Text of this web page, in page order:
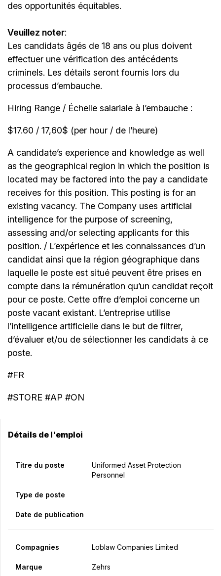
des opportunités équitables.
Veuillez noter:
Les candidats âgés de 18 ans ou plus doivent
effectuer une vérification des antécédents
criminels. Les détails seront fournis lors du
processus d’embauche.
Hiring Range / Échelle salariale à l’embauche :
$17.60 / 17,60$ (per hour / de l’heure)
A candidate’s experience and knowledge as well
as the geographical region in which the position is
located may be factored into the pay a candidate
receives for this position. This posting is for an
existing vacancy. The Company uses artificial
intelligence for the purpose of screening,
assessing and/or selecting applicants for this
position. / L’expérience et les connaissances d’un
candidat ainsi que la région géographique dans
laquelle le poste est situé peuvent être prises en
compte dans la rémunération qu’un candidat reçoit
pour ce poste. Cette offre d’emploi concerne un
poste vacant existant. L’entreprise utilise
l’intelligence artificielle dans le but de filtrer,
d’évaluer et/ou de sélectionner les candidats à ce
poste.
#FR
#STORE #AP #ON
Détails de l'emploi
Titre du poste
Uniformed Asset Protection
Personnel
Type de poste
Date de publication
Compagnies Loblaw Companies Limited
Marque Zehrs